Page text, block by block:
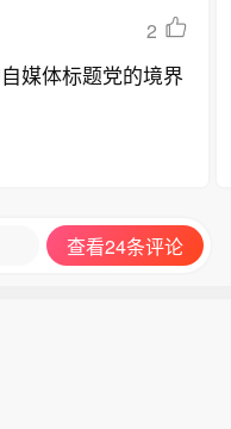
2
媒体标题党的境界
查看24条评论